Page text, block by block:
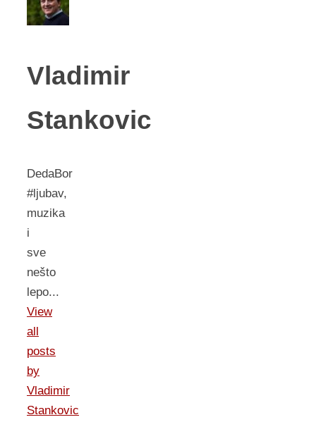
Vladimir
Stankovic
DedaBor
#ljubav,
muzika
i
sve
nešto
lepo...
View
all
posts
by
Vladimir
Stankovic